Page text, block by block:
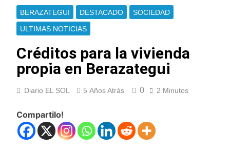
Cayetano
La Línea 148 pasó a
ser operada por La
Quilmes limpió
sumideros y
desagües en medio
14 Horas Atrás
Transporte: un
asistente virtual para
consultar
convocatoria en la
obra teatral «Los
Abuelos No Mienten»
16 Horas Atrás
BERAZATEGUI DESTACADO
SOCIEDAD
ULTIMAS NOTICIAS
Créditos para la vivienda
propia en Berazategui
Diario EL SOL 5 Años Atrás 0 2 Minutos
Compartilo!